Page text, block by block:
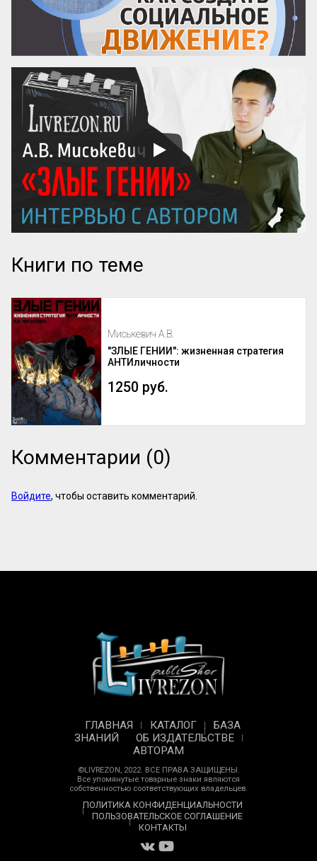
себе честных, вер...
Книги по теме
Миськевич А.В.
"ЗЛЫЕ ГЕНИИ": жизненная стратегия
АНТИличности
1250 руб.
Комментарии (0)
Войдите, чтобы оставить комментарий.
ГЛАВНАЯ КАТАЛОГ
БАЗА
ЗНАНИЙ
ОБ ИЗДАТЕЛЬСТВЕ
АВТОРАМ
©LIVREZON, 2022. ВСЕ ПРАВА ЗАЩИЩЕНЫ.
Все упомянутые товарные знаки являются
собственностью соответствующих владельцев.
ПОЛИТИКА КОНФИДЕНЦИАЛЬНОСТИ
ПОЛЬЗОВАТЕЛЬСКОЕ СОГЛАШЕНИЕ
КОНТАКТЫ